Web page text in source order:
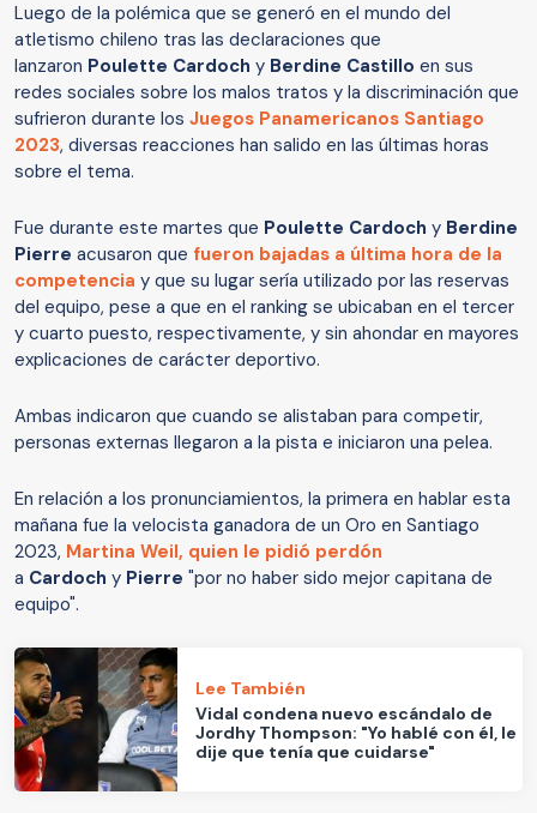
Luego de la polémica que se generó en el mundo del
atletismo chileno tras las declaraciones que
lanzaron Poulette Cardoch y Berdine Castillo en sus
redes sociales sobre los malos tratos y la discriminación que
sufrieron durante los Juegos Panamericanos Santiago
2023, diversas reacciones han salido en las últimas horas
sobre el tema.
Fue durante este martes que Poulette Cardoch y Berdine
Pierre acusaron que fueron bajadas a última hora de la
competencia y que su lugar sería utilizado por las reservas
del equipo, pese a que en el ranking se ubicaban en el tercer
y cuarto puesto, respectivamente, y sin ahondar en mayores
explicaciones de carácter deportivo.
Ambas indicaron que cuando se alistaban para competir,
personas externas llegaron a la pista e iniciaron una pelea.
En relación a los pronunciamientos, la primera en hablar esta
mañana fue la velocista ganadora de un Oro en Santiago
2023, Martina Weil, quien le pidió perdón
a Cardoch y Pierre "por no haber sido mejor capitana de
equipo".
Lee También
Vidal condena nuevo escándalo de
Jordhy Thompson: "Yo hablé con él, le
dije que tenía que cuidarse"